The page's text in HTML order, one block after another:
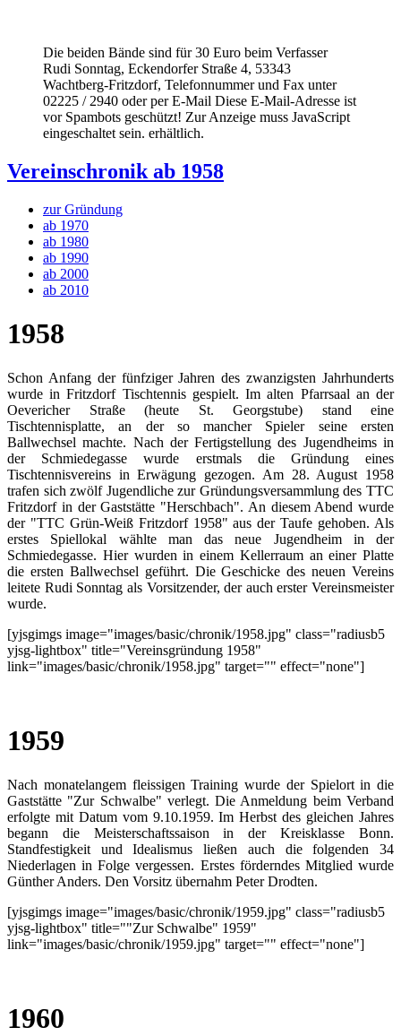
Die beiden Bände sind für 30 Euro beim Verfasser
Rudi Sonntag, Eckendorfer Straße 4, 53343
Wachtberg-Fritzdorf, Telefonnummer und Fax unter
02225 / 2940 oder per E-Mail Diese E-Mail-Adresse ist
vor Spambots geschützt! Zur Anzeige muss JavaScript
eingeschaltet sein. erhältlich.
Vereinschronik ab 1958
zur Gründung
ab 1970
ab 1980
ab 1990
ab 2000
ab 2010
1958
Schon Anfang der fünfziger Jahren des zwanzigsten Jahrhunderts
wurde in Fritzdorf Tischtennis gespielt. Im alten Pfarrsaal an der
Oevericher Straße (heute St. Georgstube) stand eine
Tischtennisplatte, an der so mancher Spieler seine ersten
Ballwechsel machte. Nach der Fertigstellung des Jugendheims in
der Schmiedegasse wurde erstmals die Gründung eines
Tischtennisvereins in Erwägung gezogen. Am 28. August 1958
trafen sich zwölf Jugendliche zur Gründungsversammlung des TTC
Fritzdorf in der Gaststätte "Herschbach". An diesem Abend wurde
der "TTC Grün-Weiß Fritzdorf 1958" aus der Taufe gehoben. Als
erstes Spiellokal wählte man das neue Jugendheim in der
Schmiedegasse. Hier wurden in einem Kellerraum an einer Platte
die ersten Ballwechsel geführt. Die Geschicke des neuen Vereins
leitete Rudi Sonntag als Vorsitzender, der auch erster Vereinsmeister
wurde.
[yjsgimgs image="images/basic/chronik/1958.jpg" class="radiusb5
yjsg-lightbox" title="Vereinsgründung 1958"
link="images/basic/chronik/1958.jpg" target="" effect="none"]
1959
Nach monatelangem fleissigen Training wurde der Spielort in die
Gaststätte "Zur Schwalbe" verlegt. Die Anmeldung beim Verband
erfolgte mit Datum vom 9.10.1959. Im Herbst des gleichen Jahres
begann die Meisterschaftssaison in der Kreisklasse Bonn.
Standfestigkeit und Idealismus ließen auch die folgenden 34
Niederlagen in Folge vergessen. Erstes förderndes Mitglied wurde
Günther Anders. Den Vorsitz übernahm Peter Drodten.
[yjsgimgs image="images/basic/chronik/1959.jpg" class="radiusb5
yjsg-lightbox" title=""Zur Schwalbe" 1959"
link="images/basic/chronik/1959.jpg" target="" effect="none"]
1960